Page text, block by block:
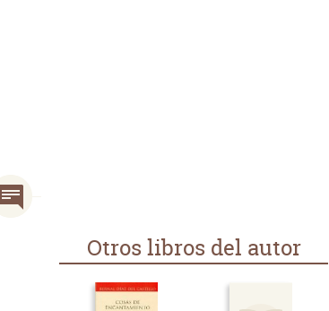
Otros libros del autor